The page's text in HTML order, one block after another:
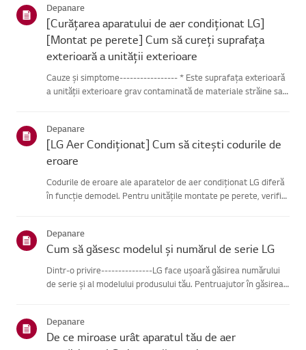
Depanare
[Curățarea aparatului de aer condiționat LG]
[Montat pe perete] Cum să cureți suprafața
exterioară a unității exterioare
Cauze și simptome----------------- * Este suprafața exterioară
a unității exterioare grav contaminată de materiale străine sau
Depanare
[LG Aer Condiționat] Cum să citești codurile de
eroare
Codurile de eroare ale aparatelor de aer condiționat LG diferă
în funcție demodel. Pentru unitățile montate pe perete, verifică
Depanare
Cum să găsesc modelul și numărul de serie LG
Dintr-o privire---------------LG face ușoară găsirea numărului
de serie și al modelului produsului tău. Pentruajutor în găsirea
Depanare
De ce miroase urât aparatul tău de aer